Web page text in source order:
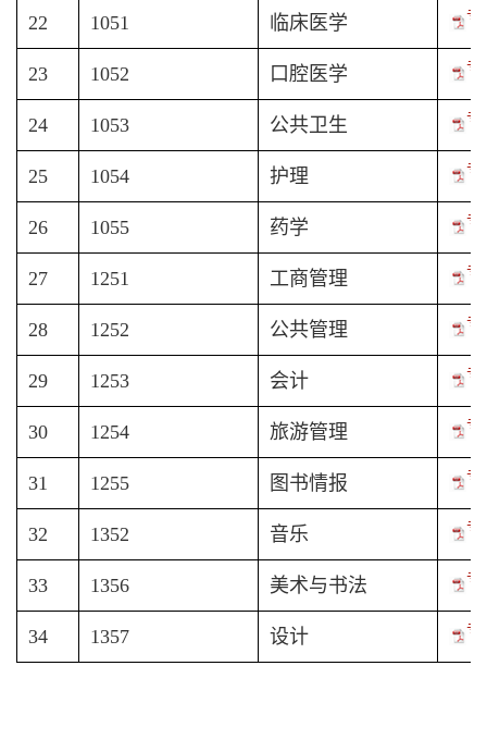
22 1051 临床医学 专
23 1052 口腔医学 专
24 1053 公共卫生 专
25 1054 护理 专
26 1055 药学 专
27 1251 工商管理 专
28 1252 公共管理 专
29 1253 会计 专
30 1254 旅游管理 专
31 1255 图书情报 专
32 1352 音乐 专
33 1356 美术与书法 专
34 1357 设计 专